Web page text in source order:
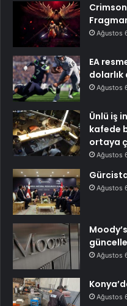
Crimson
Ağustos
EA
Ağustos
Ünlü iş
kafede
ortaya
Ağustos
Ağustos
Ağustos
Ağustos